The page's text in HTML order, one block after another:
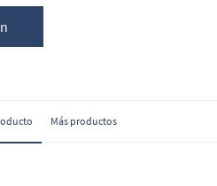
Más productos